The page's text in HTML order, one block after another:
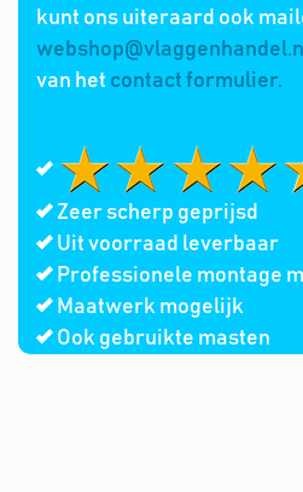
kunt ons uiteraard ook
van het contact formulier.
Zeer scherp geprijsd
Uit voorraad leverbaar
Professionele montage
Maatwerk mogelijk
Ook gebruikte masten